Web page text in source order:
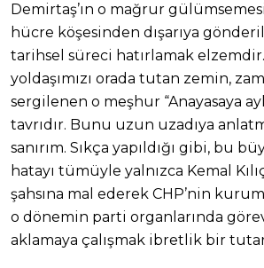
Demirtaş’ın o mağrur
hücre köşesinden dışarıya
tarihsel süreci hatırlamak
yoldaşımızı orada tutan zemin,
sergilenen o meşhur “Anayasaya
tavrıdır. Bunu uzun uzadıya
sanırım. Sıkça yapıldığı gibi, bu
hatayı tümüyle yalnızca Kemal
şahsına mal ederek CHP’nin
o dönemin parti organlarında
aklamaya çalışmak ibretlik bir